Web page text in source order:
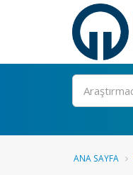
Ara
ANA SAYFA